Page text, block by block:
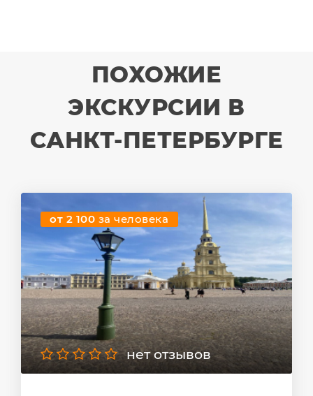
ПОХОЖИЕ
ЭКСКУРСИИ В
САНКТ-ПЕТЕРБУРГЕ
от 2 100 за человека
нет отзывов